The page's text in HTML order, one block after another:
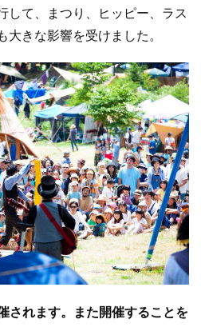
して、まつり、ヒッピー、ラス
きな影響を受けました。
されます。また開催することを